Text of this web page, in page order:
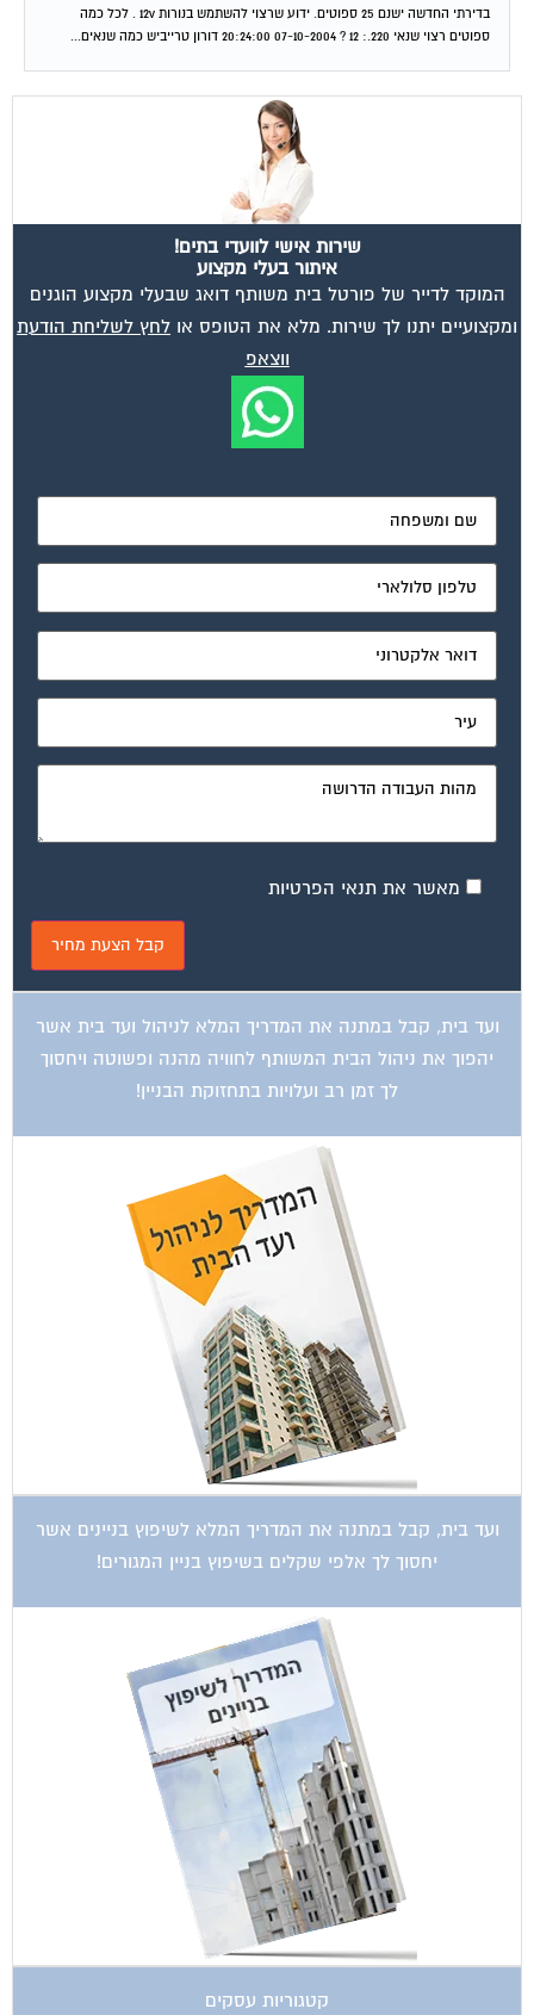
בדירתי החדשה ישנם 25 ספוטים. ידוע שרצוי להשתמש בנורות 12v . לכל כמה
ספוטים רצוי שנאי 220.: 12 ? 07-10-2004 20:24:00 דורון טרייביש כמה שנאים...
שירות אישי לוועדי בתים!
איתור בעלי מקצוע
המוקד לדייר של פורטל בית משותף דואג שבעלי מקצוע הוגנים
ומקצועיים יתנו לך שירות. מלא את הטופס או לחץ לשליחת הודעת
ווצאפ
מאשר את תנאי הפרטיות
ועד בית, קבל במתנה את המדריך המלא לניהול ועד בית אשר
יהפוך את ניהול הבית המשותף לחוויה מהנה ופשוטה ויחסוך
לך זמן רב ועלויות בתחזוקת הבניין!
ועד בית, קבל במתנה את המדריך המלא לשיפוץ בניינים אשר
יחסוך לך אלפי שקלים בשיפוץ בניין המגורים!
קטגוריות עסקים